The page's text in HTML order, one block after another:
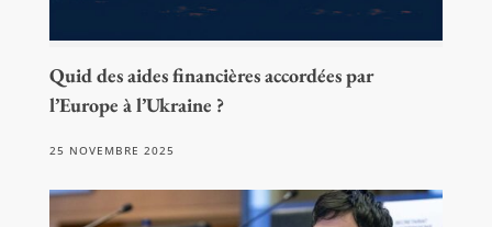
Quid des aides financières accordées par
l’Europe à l’Ukraine ?
25 NOVEMBRE 2025